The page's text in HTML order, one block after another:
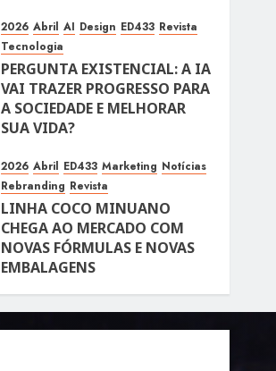
2026 Abril AI Design ED433 Revista
Tecnologia
PERGUNTA EXISTENCIAL: A IA
VAI TRAZER PROGRESSO PARA
A SOCIEDADE E MELHORAR
SUA VIDA?
2026 Abril ED433 Marketing Notícias
Rebranding Revista
LINHA COCO MINUANO
CHEGA AO MERCADO COM
NOVAS FÓRMULAS E NOVAS
EMBALAGENS
10 DE ABRIL DE 2026 122